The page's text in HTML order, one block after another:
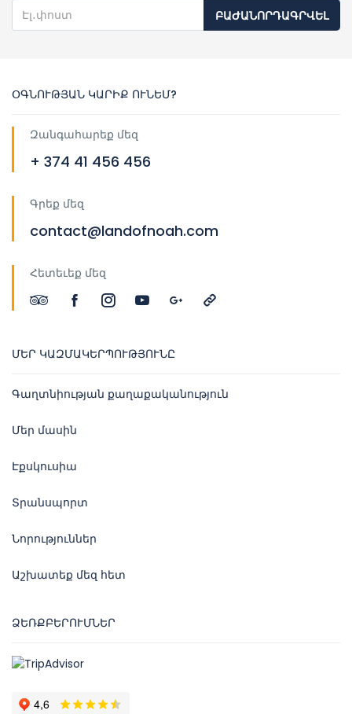
ԲԱԺԱՆՈՐԴԱԳՐՎԵԼ
ՕԳՆՈՒԹՅԱՆ ԿԱՐԻՔ ՈՒՆԵՄ?
Զանգահարեք մեզ
+ 374 41 456 456
Գրեք մեզ
contact@landofnoah.com
Հետեւեք մեզ
ՄԵՐ ԿԱԶՄԱԿԵՐՊՈՒԹՅՈՒՆԸ
Գաղտնիության քաղաքականություն
Մեր մասին
Էքսկուսիա
Տրանսպորտ
Նորություններ
Աշխատեք մեզ հետ
ՁԵՌՔԲԵՐՈՒՄՆԵՐ